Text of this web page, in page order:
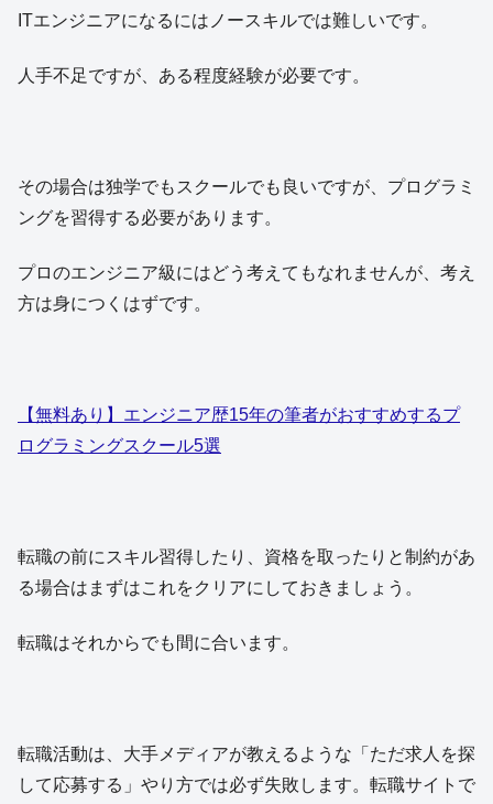
ITエンジニアになるにはノースキルでは難しいです。
人手不足ですが、ある程度経験が必要です。
その場合は独学でもスクールでも良いですが、プログラミ
ングを習得する必要があります。
プロのエンジニア級にはどう考えてもなれませんが、考え
方は身につくはずです。
【無料あり】エンジニア歴15年の筆者がおすすめするプ
ログラミングスクール5選
転職の前にスキル習得したり、資格を取ったりと制約があ
る場合はまずはこれをクリアにしておきましょう。
転職はそれからでも間に合います。
転職活動は、大手メディアが教えるような「ただ求人を探
して応募する」やり方では必ず失敗します。転職サイトで